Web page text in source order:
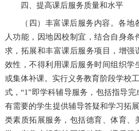
四、提高课后服务质量和水平
（四）丰富课后服务内容。各
人功能，因地因校制宜，结合自身条
求，拓展和丰富课后服务项目，增强
效性，不得利用课后服务时间组织学
或集体补课。实行义务教育阶段学校
式，“1”即学科辅导服务，包括指导
有需要的学生提供辅导答疑和学习拓
类素质拓展服务，包括德育、体育、